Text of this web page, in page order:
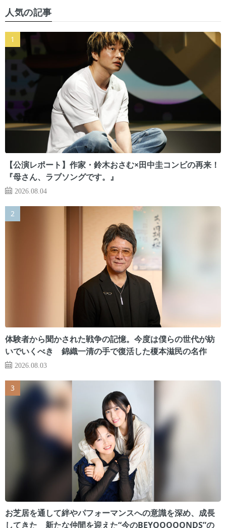
人気の記事
【公演レポート】作家・鈴木おさむ×田中圭コンビの再来！
『母さん、ラブソングです。』
2026.08.04
体験者から聞かされた戦争の記憶。今度は僕らの世代が紡
いでいくべき 錦織一清の手で復活した榎本滋民の名作
2026.08.03
お芝居を通して絆やパフォーマンスへの意識を深め、成長
してきた 新たな仲間を迎えた“今のBEYOOOOONDS”の